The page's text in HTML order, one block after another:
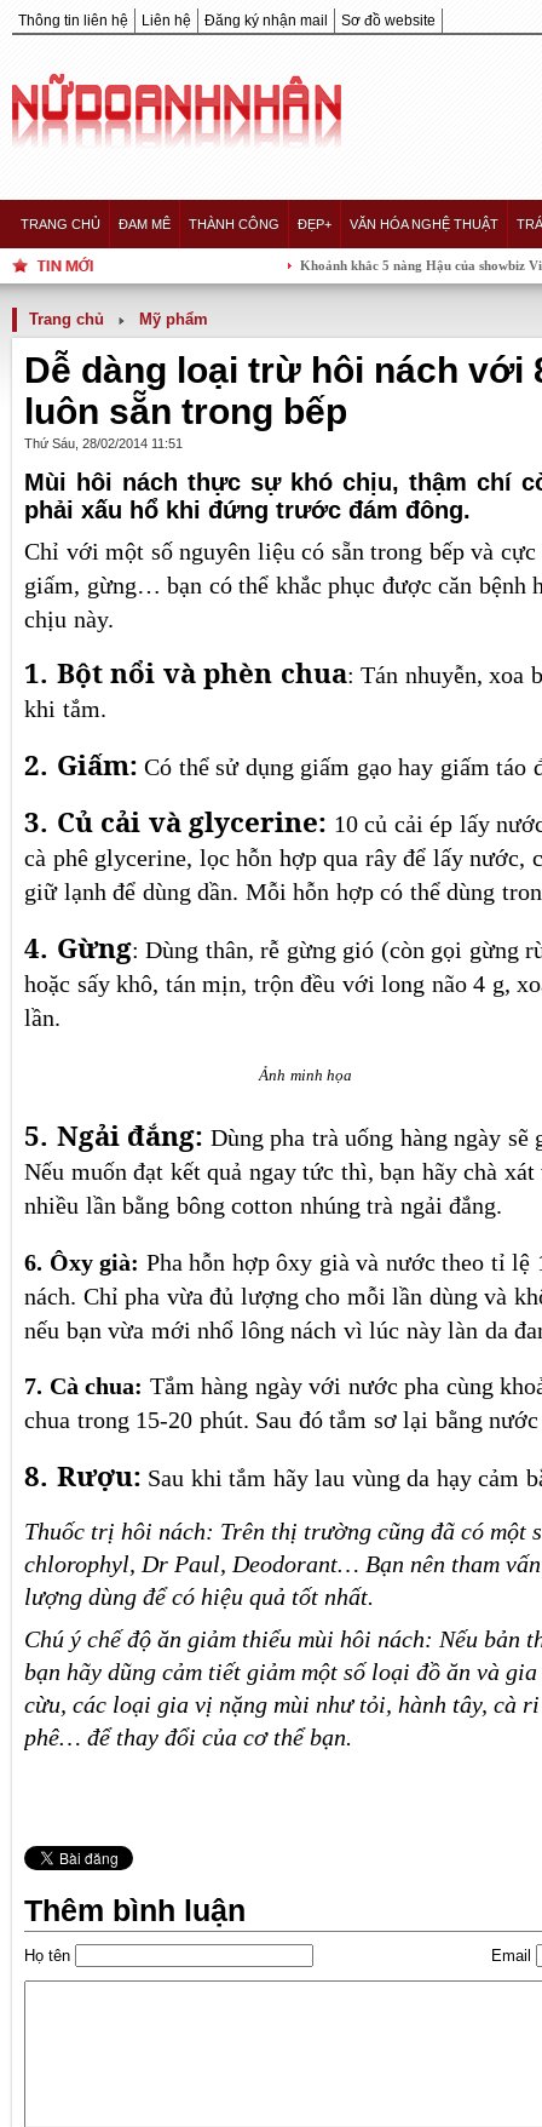
Thông tin liên hệ Liên hệ Đăng ký nhận mail Sơ đồ website
TRANG CHỦ ĐAM MÊ THÀNH CÔNG ĐẸP+ VĂN HÓA NGHỆ THUẬT
Khoảnh khắc 5 nàng Hậu của showbiz Việt "hội
Trang chủ Mỹ phẩm
Dễ dàng loại trừ hôi nách với
luôn sẵn trong bếp
Thứ Sáu, 28/02/2014 11:51
Mùi hôi nách thực sự khó chịu, thậm chí
phải xấu hổ khi đứng trước đám đông.
Chỉ với một số nguyên liệu có sẵn trong bếp và cực
giấm, gừng… bạn có thể khắc phục được căn bệnh
chịu này.
1. Bột nổi và phèn chua: Tán nhuyễn, xoa
khi tắm.
2. Giấm: Có thể sử dụng giấm gạo hay giấm táo
3. Củ cải và glycerine: 10 củ cải ép lấy
cà phê glycerine, lọc hỗn hợp qua rây để lấy nước,
giữ lạnh để dùng dần. Mỗi hỗn hợp có thể dùng
4. Gừng: Dùng thân, rễ gừng gió (còn gọi gừng
hoặc sấy khô, tán mịn, trộn đều với long não 4 g,
lần.
Ảnh minh họa
5. Ngải đắng: Dùng pha trà uống hàng ngày
Nếu muốn đạt kết quả ngay tức thì, bạn hãy chà
nhiều lần bằng bông cotton nhúng trà ngải đắng.
6. Ôxy già: Pha hỗn hợp ôxy già và nước theo tỉ lệ
nách. Chỉ pha vừa đủ lượng cho mỗi lần dùng và
nếu bạn vừa mới nhổ lông nách vì lúc này làn da
7. Cà chua: Tắm hàng ngày với nước pha cùng
chua trong 15-20 phút. Sau đó tắm sơ lại bằng nước
8. Rượu: Sau khi tắm hãy lau vùng da hạy cảm
Thuốc trị hôi nách: Trên thị trường cũng đã có một
chlorophyl, Dr Paul, Deodorant… Bạn nên tham
lượng dùng để có hiệu quả tốt nhất.
Chú ý chế độ ăn giảm thiểu mùi hôi nách: Nếu bản
bạn hãy dũng cảm tiết giảm một số loại đồ ăn và
cừu, các loại gia vị nặng mùi như tỏi, hành tây, cà
phê… để thay đổi của cơ thể bạn.
Thêm bình luận
Họ tên Email